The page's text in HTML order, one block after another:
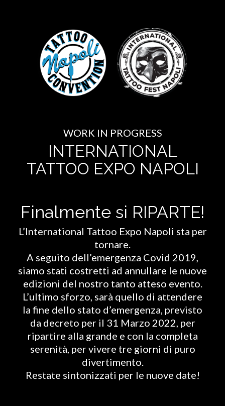
WORK IN PROGRESS
INTERNATIONAL
TATTOO EXPO NAPOLI
Finalmente si RIPARTE!
L’International Tattoo Expo Napoli sta per
tornare.
A seguito dell’emergenza Covid 2019,
siamo stati costretti ad annullare le nuove
edizioni del nostro tanto atteso evento.
L’ultimo sforzo, sarà quello di attendere
la fine dello stato d’emergenza, previsto
da decreto per il 31 Marzo 2022, per
ripartire alla grande e con la completa
serenità, per vivere tre giorni di puro
divertimento.
Restate sintonizzati per le nuove date!